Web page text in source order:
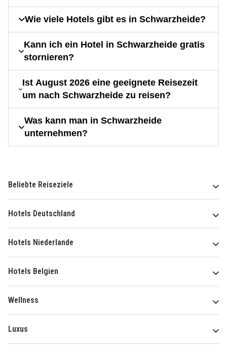
Wie viele Hotels gibt es in Schwarzheide?
Kann ich ein Hotel in Schwarzheide gratis
stornieren?
Ist August 2026 eine geeignete Reisezeit
um nach Schwarzheide zu reisen?
Was kann man in Schwarzheide
unternehmen?
Beliebte Reiseziele
Hotels Deutschland
Hotels Niederlande
Hotels Belgien
Wellness
Luxus